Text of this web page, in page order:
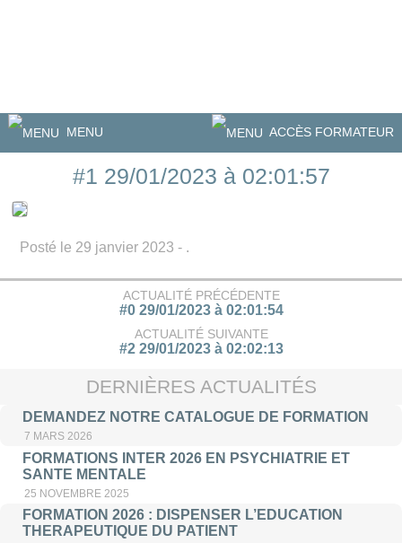
MENU ACCÈS FORMATEUR
#1 29/01/2023 à 02:01:57
Posté le 29 janvier 2023 - .
ACTUALITÉ PRÉCÉDENTE
#0 29/01/2023 à 02:01:54
ACTUALITÉ SUIVANTE
#2 29/01/2023 à 02:02:13
DERNIÈRES ACTUALITÉS
DEMANDEZ NOTRE CATALOGUE DE FORMATION
7 MARS 2026
FORMATIONS INTER 2026 EN PSYCHIATRIE ET
SANTE MENTALE
25 NOVEMBRE 2025
FORMATION 2026 : DISPENSER L’EDUCATION
THERAPEUTIQUE DU PATIENT